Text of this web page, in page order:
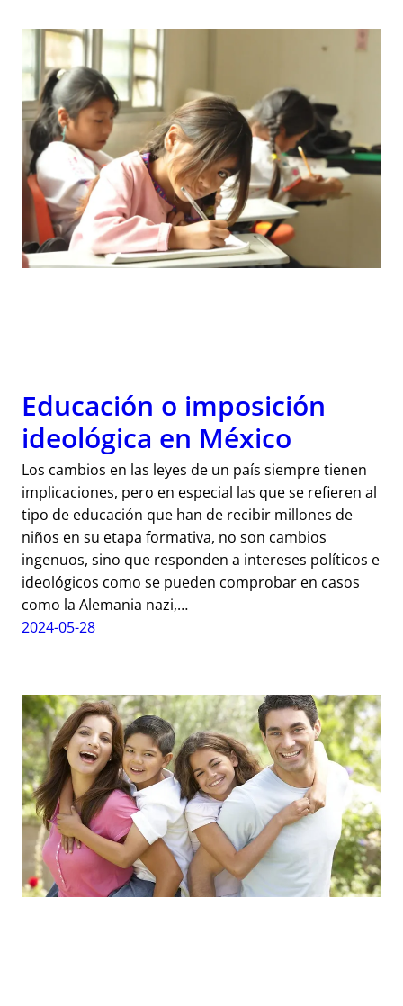
Educación o imposición
ideológica en México
Los cambios en las leyes de un país siempre tienen
implicaciones, pero en especial las que se refieren al
tipo de educación que han de recibir millones de
niños en su etapa formativa, no son cambios
ingenuos, sino que responden a intereses políticos e
ideológicos como se pueden comprobar en casos
como la Alemania nazi,…
2024-05-28